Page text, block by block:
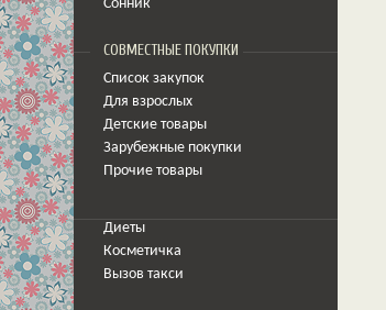
Сонник
СОВМЕСТНЫЕ ПОКУПКИ
Список закупок
Для взрослых
Детские товары
Зарубежные покупки
Прочие товары
Диеты
Косметичка
Вызов такси